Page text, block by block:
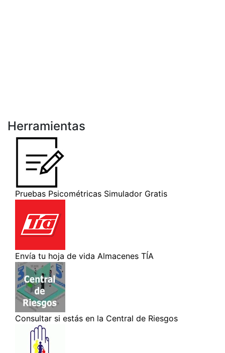
Herramientas